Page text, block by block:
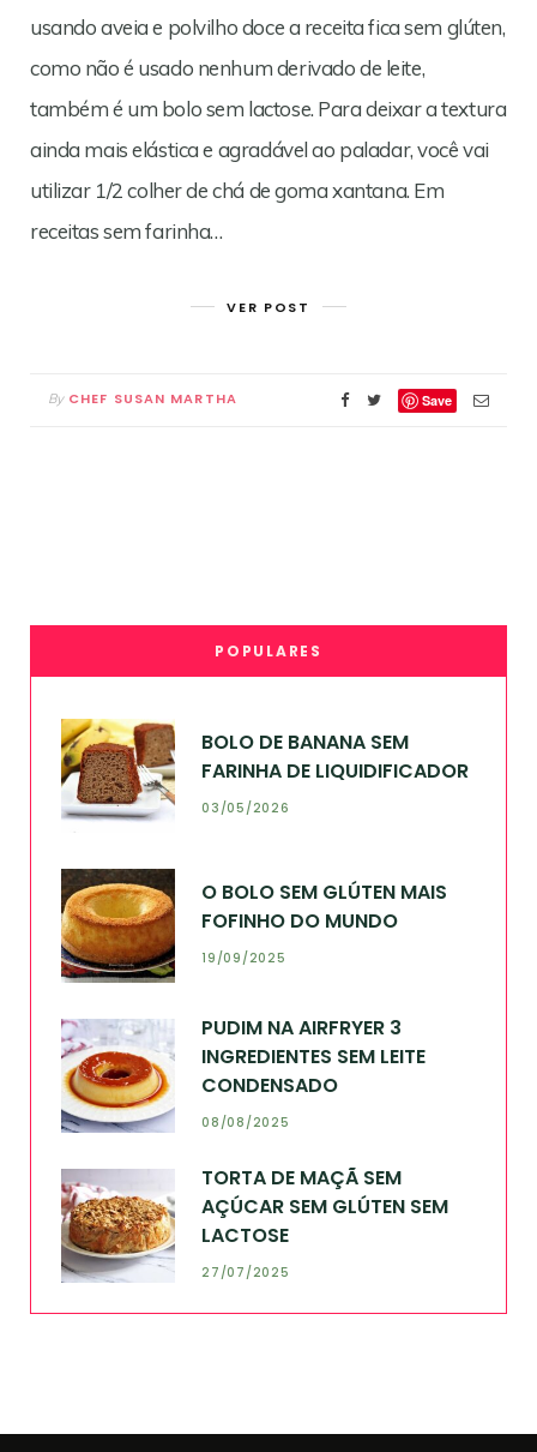
usando aveia e polvilho doce a receita fica sem glúten,
como não é usado nenhum derivado de leite,
também é um bolo sem lactose. Para deixar a textura
ainda mais elástica e agradável ao paladar, você vai
utilizar 1/2 colher de chá de goma xantana. Em
receitas sem farinha…
VER POST
By CHEF SUSAN MARTHA Save
POPULARES
BOLO DE BANANA SEM
FARINHA DE LIQUIDIFICADOR
03/05/2026
O BOLO SEM GLÚTEN MAIS
FOFINHO DO MUNDO
19/09/2025
PUDIM NA AIRFRYER 3
INGREDIENTES SEM LEITE
CONDENSADO
08/08/2025
TORTA DE MAÇÃ SEM
AÇÚCAR SEM GLÚTEN SEM
LACTOSE
27/07/2025